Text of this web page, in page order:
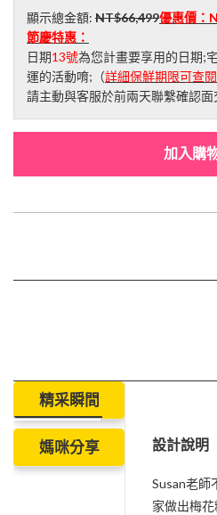
顯示總金額: NT$66,499優惠價：
節慶特惠：
日期13號為您計畫要享用的日期;
運的活動唷;（詳細保鮮期限可查
請主動與客服於前兩天聯繫確認
加入購
精采瞬間
媽咪分享 設計說明
Susan老師
家做出梅